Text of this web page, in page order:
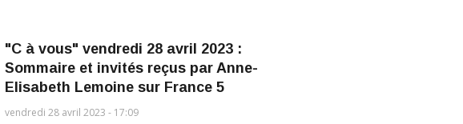
"C à vous" vendredi 28 avril 2023 :
Sommaire et invités reçus par Anne-
Elisabeth Lemoine sur France 5
vendredi 28 avril 2023 - 17:09